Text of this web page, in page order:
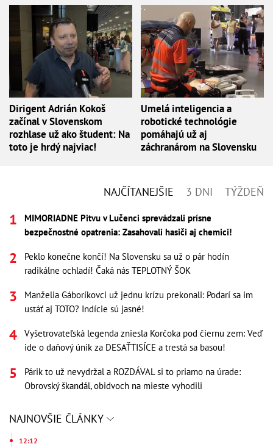
Dirigent Adrián Kokoš
začínal v Slovenskom
rozhlase už ako študent: Na
toto je hrdý najviac!
Umelá inteligencia a
robotické technológie
pomáhajú už aj
záchranárom na Slovensku
NAJČÍTANEJŠIE 3 DNI TÝŽDEŇ
MIMORIADNE Pitvu v Lučenci sprevádzali prísne
bezpečnostné opatrenia: Zasahovali hasiči aj chemici!
Peklo konečne končí! Na Slovensku sa už o pár hodín
radikálne ochladí! Čaká nás TEPLOTNÝ ŠOK
Manželia Gáboríkovci už jednu krízu prekonali: Podarí sa im
ustáť aj TOTO? Indície sú jasné!
Vyšetrovateľská legenda zniesla Korčoka pod čiernu zem: Veď
ide o daňový únik za DESAŤTISÍCE a trestá sa basou!
Párik to už nevydržal a ROZDÁVAL si to priamo na úrade:
Obrovský škandál, obidvoch na mieste vyhodili
NAJNOVŠIE ČLÁNKY
12:12